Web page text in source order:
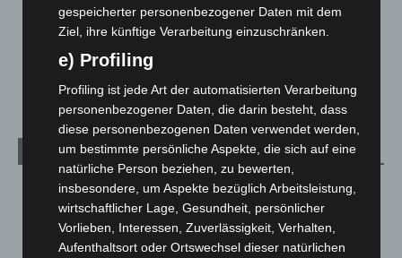
Über uns
Veranstaltungen
Archiv
August 2026(9)
Juli 2026(73)
Juni 2026(139)
gespeicherter personenbezogener Daten mit dem
Ziel, ihre künftige Verarbeitung einzuschränken.
e) Profiling
Profiling ist jede Art der automatisierten Verarbeitung
personenbezogener Daten, die darin besteht, dass
diese personenbezogenen Daten verwendet werden,
um bestimmte persönliche Aspekte, die sich auf eine
natürliche Person beziehen, zu bewerten,
insbesondere, um Aspekte bezüglich Arbeitsleistung,
wirtschaftlicher Lage, Gesundheit, persönlicher
Vorlieben, Interessen, Zuverlässigkeit, Verhalten,
Aufenthaltsort oder Ortswechsel dieser natürlichen